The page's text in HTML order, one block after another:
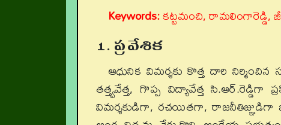
Keywords:కట్టమంచి, రామలింగారెడ్డి,
1. ప్రవేశిక
ఆధునిక విమర్శకు కొత్త దారి నిర్మించిన
తత్త్వవేత్త, గొప్ప విద్యావేత్త
విమర్శకుడిగా, రచయితగా, రాజనీతిజ్ఞుడిగా